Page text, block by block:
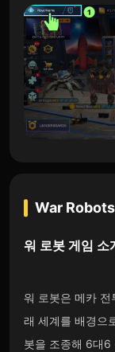
War
워 로봇게임 소
워 로봇은 메카 전
래 세계를 배경으
봇을 조종해 6대6